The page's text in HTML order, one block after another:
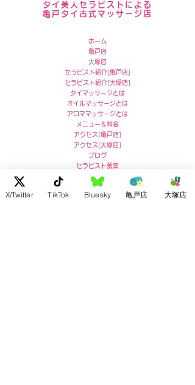
タイ美人セラピストによる
亀戸タイ古式マッサージ店
ホーム
亀戸店
​大塚店
セラピスト紹介[亀戸店]
セラピスト紹介[大塚店]
タイマッサージとは
オイルマッサージとは
アロママッサージとは
メニュー＆料金
アクセス [亀戸店]
アクセス [大塚店]
ブログ
セラピスト募集
亀戸店 住所
X/Twitter TikTok Bluesky 亀戸店 大塚店